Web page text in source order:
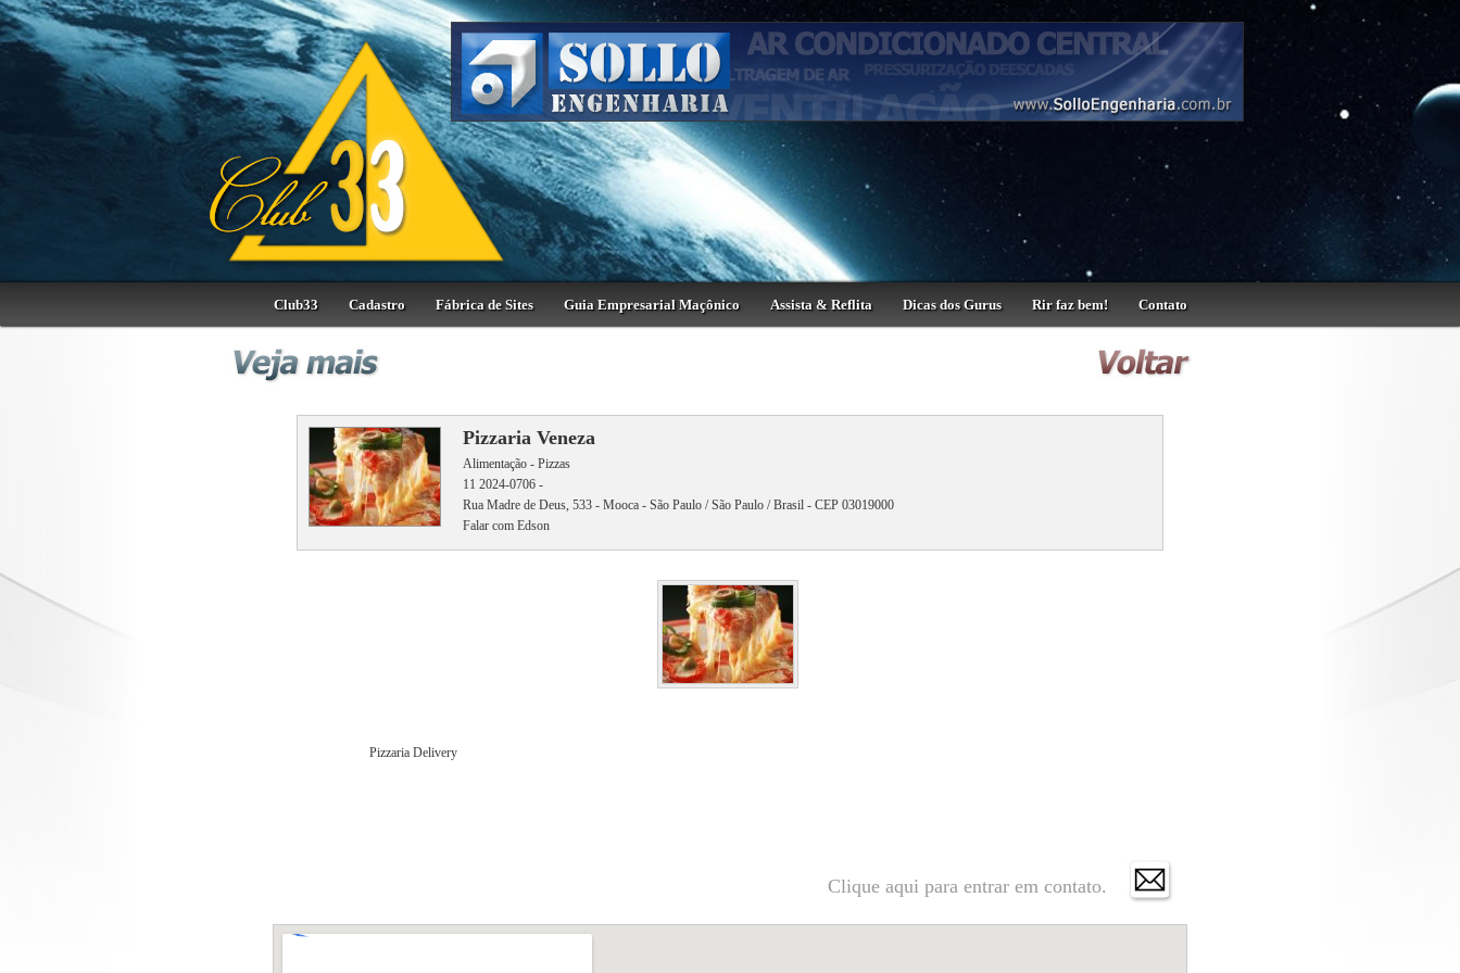
Club33 Cadastro Fábrica de Sites Guia Empresarial Maçônico Assista & Reflita Dicas dos Gurus Rir faz bem! Contato
Pizzaria Veneza
Alimentação - Pizzas
11 2024-0706 -
Rua Madre de Deus, 533 - Mooca - São Paulo / São Paulo / Brasil - CEP 03019000
Falar com Edson
Pizzaria Delivery
Clique aqui para entrar em contato.